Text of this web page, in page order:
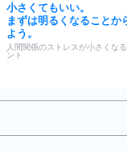
小さくてもいい。
まずは明るくなることか
よう。
人間関係のストレスが小さくな
ント